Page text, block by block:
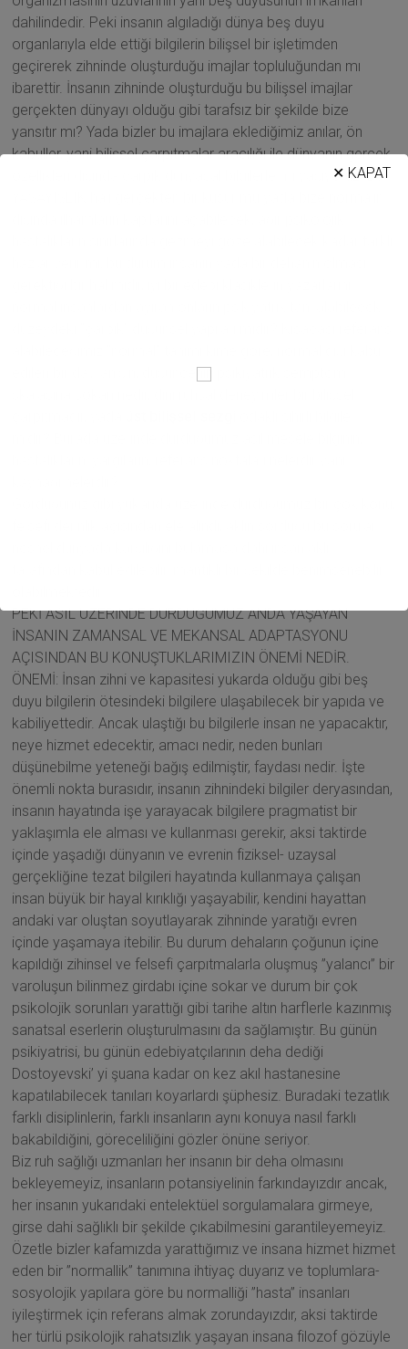
dahilindedir. Peki insanın algıladığı dünya beş duyu
organlarıyla elde ettiği bilgilerin bilişsel bir işletimden
geçirerek zihninde oluşturduğu imajlar topluluğundan mı
ibarettir. İnsanın zihninde oluşturduğu bu bilişsel imajlar
gerçekten dünyayı olduğu gibi tarafsız bir şekilde bize
yansıtır mı? Yada bizler bu imajlara eklediğimiz anılar, ön
kabuller, yani bilişsel çarpıtmalar aracılığı ile dünyanın gerçek
özellikleri dışında çarpık dünyasal bilgilerle mi yaşıyoruz. Bu
edilen bir davranışın, düşüncenin psikiyatrik semptom
PEKİ ASIL ÜZERİNDE DURDUĞUMUZ ANDA YAŞAYAN
İNSANIN ZAMANSAL VE MEKANSAL ADAPTASYONU
AÇISINDAN BU KONUŞTUKLARIMIZIN ÖNEMİ NEDİR.
ÖNEMİ: İnsan zihni ve kapasitesi yukarda olduğu gibi beş
duyu bilgilerin ötesindeki bilgilere ulaşabilecek bir yapıda ve
kabiliyettedir. Ancak ulaştığı bu bilgilerle insan ne yapacaktır,
neye hizmet edecektir, amacı nedir, neden bunları
düşünebilme yeteneği bağış edilmiştir, faydası nedir. İşte
önemli nokta burasıdır, insanın zihnindeki bilgiler deryasından,
insanın hayatında işe yarayacak bilgilere pragmatist bir
yaklaşımla ele alması ve kullanması gerekir, aksi taktirde
içinde yaşadığı dünyanın ve evrenin fiziksel- uzaysal
gerçekliğine tezat bilgileri hayatında kullanmaya çalışan
insan büyük bir hayal kırıklığı yaşayabilir, kendini hayattan
andaki var oluştan soyutlayarak zihninde yaratığı evren
içinde yaşamaya itebilir. Bu durum dehaların çoğunun içine
kapıldığı zihinsel ve felsefi çarpıtmalarla oluşmuş ”yalancı” bir
varoluşun bilinmez girdabı içine sokar ve durum bir çok
psikolojik sorunları yarattığı gibi tarihe altın harflerle kazınmış
sanatsal eserlerin oluşturulmasını da sağlamıştır. Bu günün
psikiyatrisi, bu günün edebiyatçılarının deha dediği
Dostoyevski’ yi şuana kadar on kez akıl hastanesine
kapatılabilecek tanıları koyarlardı şüphesiz. Buradaki tezatlık
farklı disiplinlerin, farklı insanların aynı konuya nasıl farklı
bakabildiğini, göreceliliğini gözler önüne seriyor.
Biz ruh sağlığı uzmanları her insanın bir deha olmasını
bekleyemeyiz, insanların potansiyelinin farkındayızdır ancak,
her insanın yukarıdaki entelektüel sorgulamalara girmeye,
girse dahi sağlıklı bir şekilde çıkabilmesini garantileyemeyiz.
Özetle bizler kafamızda yarattığımız ve insana hizmet hizmet
eden bir ”normallik” tanımına ihtiyaç duyarız ve toplumlara-
sosyolojik yapılara göre bu normalliği ”hasta” insanları
iyileştirmek için referans almak zorundayızdır, aksi taktirde
her türlü psikolojik rahatsızlık yaşayan insana filozof gözüyle
✕ KAPAT